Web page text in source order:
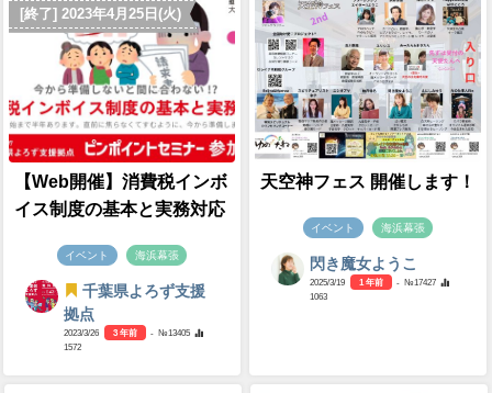
[終了] 2023年4月25日(火)
【Web開催】消費税インボ
イス制度の基本と実務対応
イベント 海浜幕張
千葉県よろず支援
拠点
2023/3/26 3 年前
- №13405
1572
天空神フェス 開催します！
イベント 海浜幕張
閃き魔女ようこ
2025/3/19 1 年前
- №17427
1063